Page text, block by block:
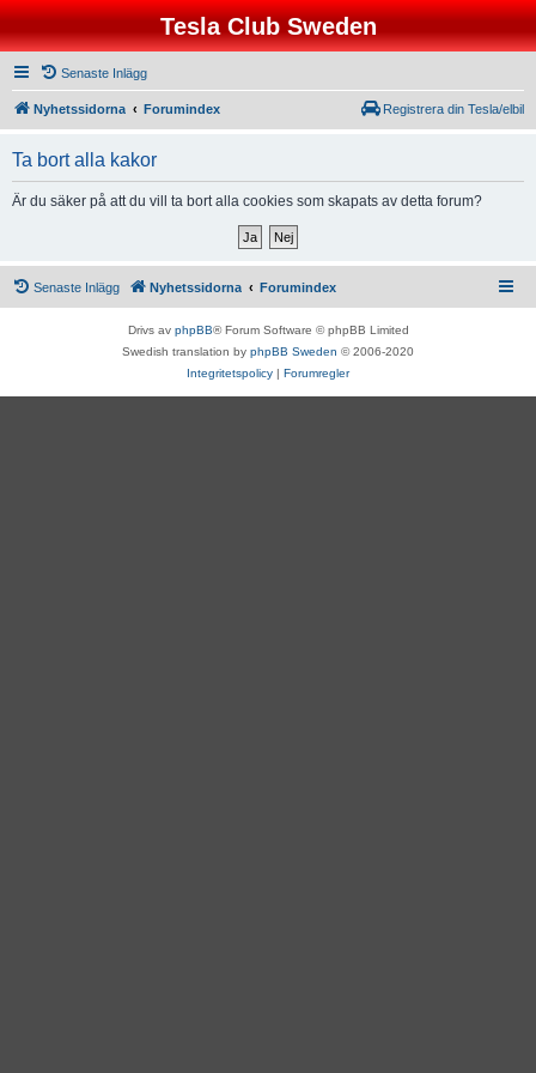
Tesla Club Sweden
Senaste Inlägg
Nyhetssidorna Forumindex Registrera din Tesla/elbil
Ta bort alla kakor
Är du säker på att du vill ta bort alla cookies som skapats av detta forum?
Senaste Inlägg Nyhetssidorna Forumindex
Drivs av phpBB® Forum Software © phpBB Limited
Swedish translation by phpBB Sweden © 2006-2020
Integritetspolicy | Forumregler